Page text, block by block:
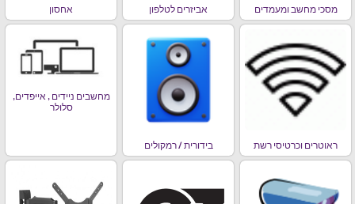
מסכי מחשב ומעמדים אביזרים לטלפון אחסון
ראוטרים וכרטיסי רשת בידורית / רמקולים
מחשבים ניידים , אייפדים,
סלולר